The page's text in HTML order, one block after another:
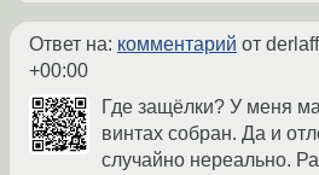
Ответ на: комментарий от
+00:00
Где защёлки? У меня
винтах собран. Да и
случайно нереально.